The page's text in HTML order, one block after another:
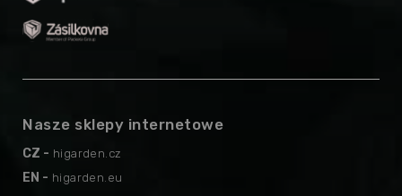
Nasze sklepy internetowe
CZ - higarden.cz
EN - higarden.eu